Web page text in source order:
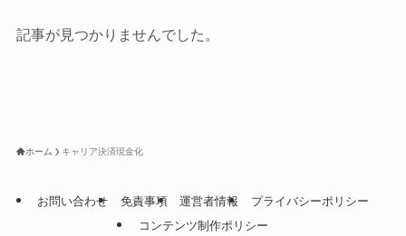
記事が見つかりませんでした。
ホーム キャリア決済現金化
お問い合わせ 免責事項 運営者情報
プライバシーポリシー
コンテンツ制作ポリシー